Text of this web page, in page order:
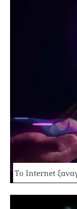
Το Internet